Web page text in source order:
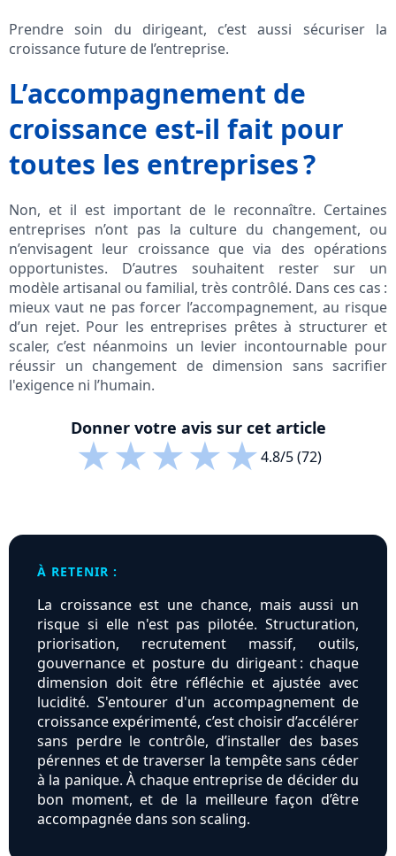
Prendre soin du dirigeant, c’est aussi sécuriser la
croissance future de l’entreprise.
L’accompagnement de
croissance est-il fait pour
toutes les entreprises ?
Non, et il est important de le reconnaître. Certaines
entreprises n’ont pas la culture du changement, ou
n’envisagent leur croissance que via des opérations
opportunistes. D’autres souhaitent rester sur un
modèle artisanal ou familial, très contrôlé. Dans ces cas :
mieux vaut ne pas forcer l’accompagnement, au risque
d’un rejet. Pour les entreprises prêtes à structurer et
scaler, c’est néanmoins un levier incontournable pour
réussir un changement de dimension sans sacrifier
l'exigence ni l’humain.
Donner votre avis sur cet article
★★★★★4.8/5 (72)
À RETENIR :
La croissance est une chance, mais aussi un
risque si elle n'est pas pilotée. Structuration,
priorisation, recrutement massif, outils,
gouvernance et posture du dirigeant : chaque
dimension doit être réfléchie et ajustée avec
lucidité. S'entourer d'un accompagnement de
croissance expérimenté, c’est choisir d’accélérer
sans perdre le contrôle, d’installer des bases
pérennes et de traverser la tempête sans céder
à la panique. À chaque entreprise de décider du
bon moment, et de la meilleure façon d’être
accompagnée dans son scaling.